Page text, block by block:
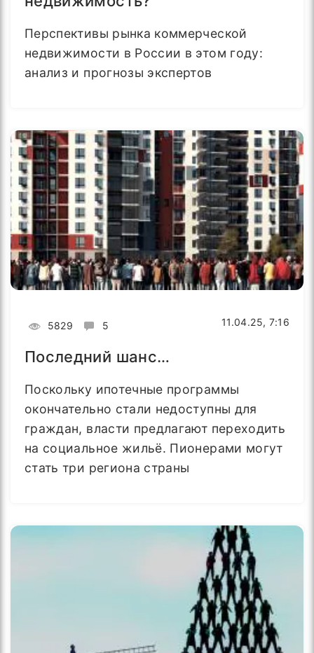
Перспективы рынка коммерческой
недвижимости в России в этом году:
анализ и прогнозы экспертов
5829 5 11.04.25, 7:16
Последний шанс…
Поскольку ипотечные программы
окончательно стали недоступны для
граждан, власти предлагают переходить
на социальное жильё. Пионерами могут
стать три региона страны